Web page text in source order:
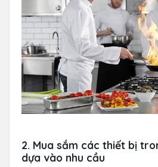
2. Mua sắm các thiết bị
dựa vào nhu cầu